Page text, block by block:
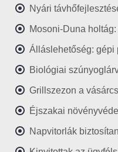
Nyári
Mosoni-Duna
Álláslehetőség: gépi
Biológiai
Grillszezon a
Éjszakai
Napvitorlák